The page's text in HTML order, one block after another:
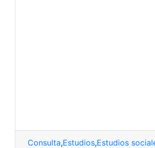
Consulta,Estudios,Estudios